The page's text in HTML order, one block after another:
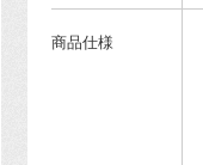
商品仕様